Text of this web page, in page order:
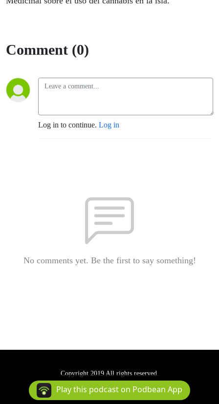
Comment (0)
Log in to continue. Log in
No comments yet. Be the first to say something!
Copyright 2019 All rights reserved.
Podcast Powered By Podbean
Play this podcast on Podbean App